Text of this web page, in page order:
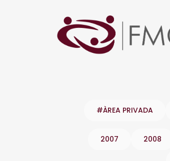
#ÀREA PRIVADA
2007 2008